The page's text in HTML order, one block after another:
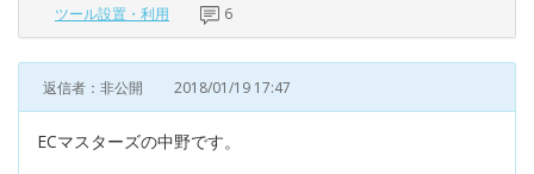
ツール設置・利用 6
返信者：非公開 2018/01/19 17:47
ECマスターズの中野です。